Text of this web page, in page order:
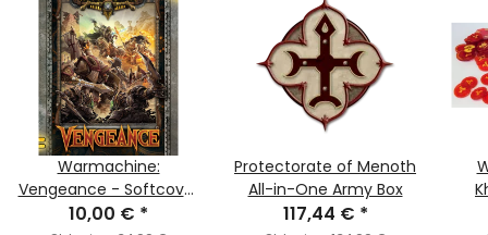
Warmachine:
Vengeance - Softcover
(English)
10,00 € *
Protectorate of Menoth
All-in-One Army Box
117,44 € *